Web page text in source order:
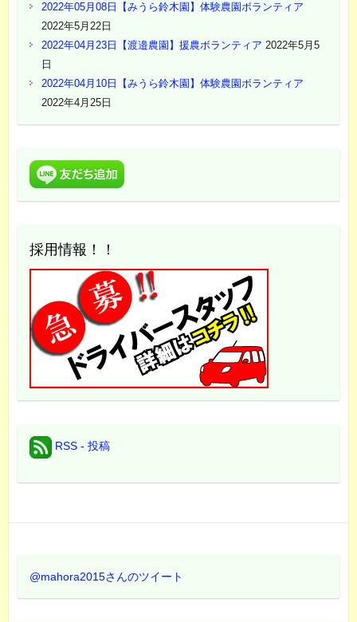
2022年05月08日【みうら鈴木園】体験農園ボランティア
2022年5月22日
2022年04月23日【渡邉農園】援農ボランティア 2022年5月5
日
2022年04月10日【みうら鈴木園】体験農園ボランティア
2022年4月25日
採用情報！！
RSS - 投稿
@mahora2015さんのツイート